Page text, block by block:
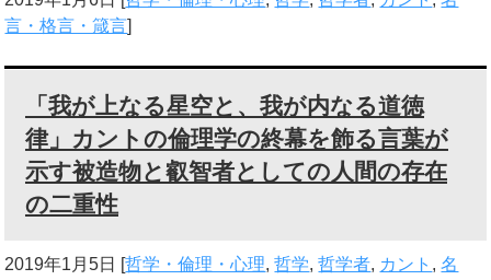
言・格言・箴言]
「我が上なる星空と、我が内なる道徳
律」カントの倫理学の終幕を飾る言葉が
示す被造物と叡智者としての人間の存在
の二重性
2019年1月5日 [哲学・倫理・心理,哲学,哲学者, カント ,名